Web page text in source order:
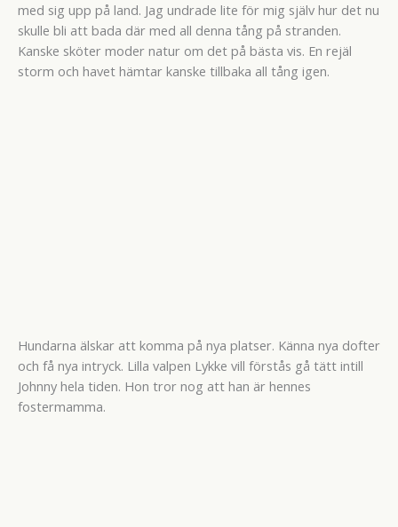
med sig upp på land. Jag undrade lite för mig själv hur det nu
skulle bli att bada där med all denna tång på stranden.
Kanske sköter moder natur om det på bästa vis. En rejäl
storm och havet hämtar kanske tillbaka all tång igen.
Hundarna älskar att komma på nya platser. Känna nya dofter
och få nya intryck. Lilla valpen Lykke vill förstås gå tätt intill
Johnny hela tiden. Hon tror nog att han är hennes
fostermamma.